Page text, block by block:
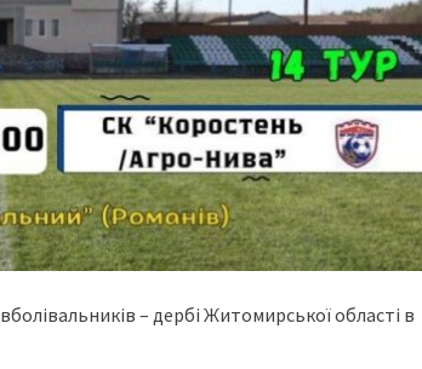
– дербі Житомирської області в